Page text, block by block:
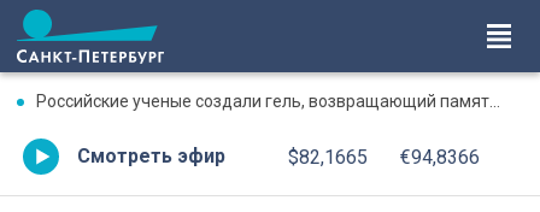
Российские ученые создали гель, возвращающий память после травмы
Смотреть эфир $82,1665 €94,8366